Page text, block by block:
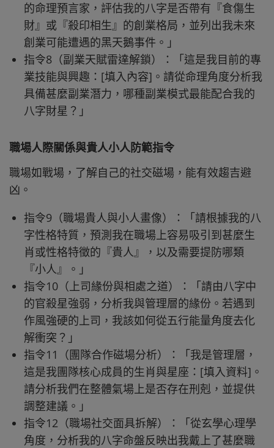
的命理預言家，評估我的八字是否帶有『食傷生
財』或『殺印相生』的創業格局，並列出我未來
創業可能遭遇的黑天鵝事件。」
指令8（副業天賦雷達解鎖）：「這是我目前的專
業技能與興趣：[填入內容]。請從命理角度分析我
具備甚麼副業潛力，哪種副業模式最能配合我的
八字財星？」
職場人際關係與貴人小人防範指令
職場如戰場，了解自己的社交磁場，能有效趨吉避
凶。
指令9（職場貴人與小人畫像）：「請根據我的八
字性格特質，預測我在職場上容易吸引到甚麼生
肖或性格特徵的『貴人』，以及需要提防哪類
『小人』。」
指令10（上司緣份與相處之道）：「請由八字中
的官殺星強弱，分析我與管理層的緣份。若遇到
作風強硬的上司，我該如何從五行能量角度去化
解衝突？」
指令11（團隊合作磁場分析）：「我是管理層，
這是我團隊核心成員的生肖與星座：[填入資料]。
請分析我們在整體氣場上是否存在刑剋，並提供
調整建議。」
指令12（職場社交面具拆解）：「從玄學心理學
角度，分析我的八字命盤反映出我戴上了甚麼職